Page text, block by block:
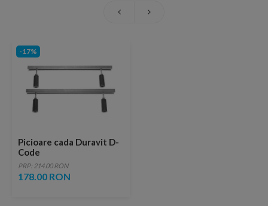
-17%
Picioare cada Duravit D-
Code
PRP: 214.00 RON
178.00 RON